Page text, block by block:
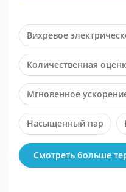
Вихревое
Количественная
Мгновенное
Насыщенный пар
Характерная
Смотреть больше